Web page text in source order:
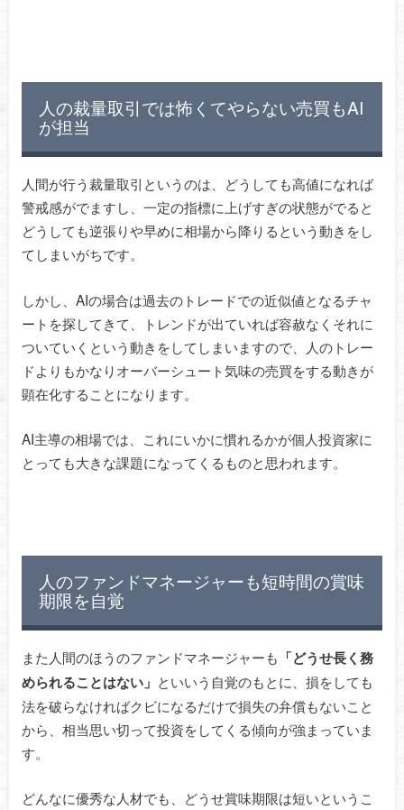
人の裁量取引では怖くてやらない売買もAI
が担当
人間が行う裁量取引というのは、どうしても高値になれば
警戒感がでますし、一定の指標に上げすぎの状態がでると
どうしても逆張りや早めに相場から降りるという動きをし
てしまいがちです。
しかし、AIの場合は過去のトレードでの近似値となるチャ
ートを探してきて、トレンドが出ていれば容赦なくそれに
ついていくという動きをしてしまいますので、人のトレー
ドよりもかなりオーバーシュート気味の売買をする動きが
顕在化することになります。
AI主導の相場では、これにいかに慣れるかが個人投資家に
とっても大きな課題になってくるものと思われます。
人のファンドマネージャーも短時間の賞味
期限を自覚
また人間のほうのファンドマネージャーも 「どうせ長く務
められることはない」 といいう自覚のもとに、損をしても
法を破らなければクビになるだけで損失の弁償もないこと
から、相当思い切って投資をしてくる傾向が強まっていま
す。
どんなに優秀な人材でも、どうせ賞味期限は短いというこ